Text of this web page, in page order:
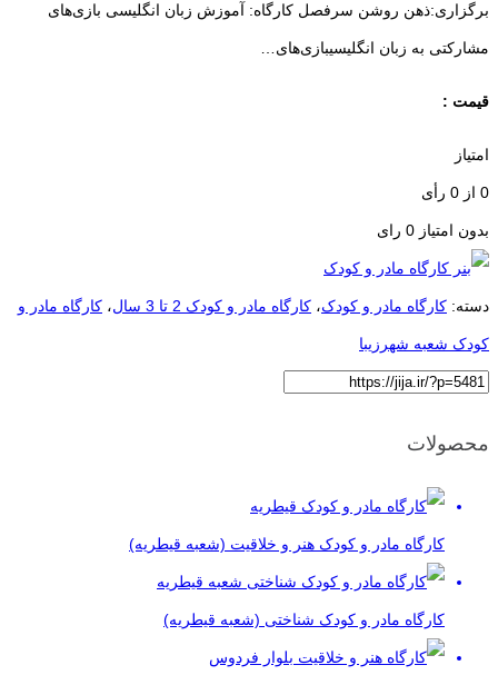
برگزاری:ذهن روشن سرفصل کارگاه: آموزش زبان انگلیسی بازی‌های
مشارکتی به زبان انگلیسیبازی‌های…
قیمت :
امتیاز
0 از 0 رأی
بدون امتیاز 0 رای
دسته: کارگاه مادر و کودک، کارگاه مادر و کودک 2 تا 3 سال ، کارگاه مادر و
کودک شعبه شهرزیبا
محصولات
کارگاه مادر و کودک هنر و خلاقیت (شعبه قیطریه)
کارگاه مادر و کودک شناختی (شعبه قیطریه)